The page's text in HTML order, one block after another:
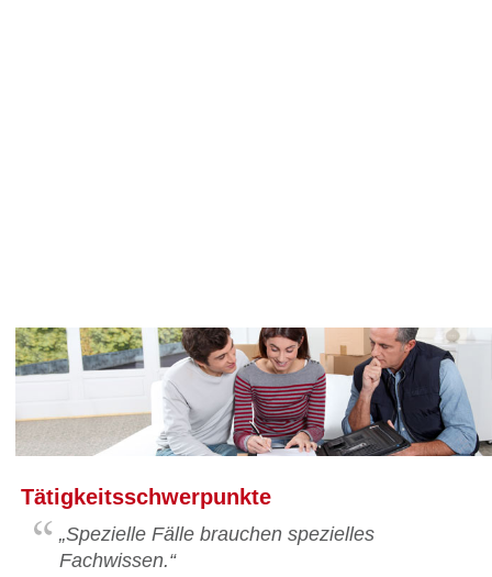
Tätigkeitsschwerpunkte
„Spezielle Fälle brauchen spezielles
Fachwissen.“